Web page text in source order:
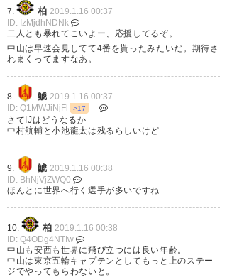
ことは夏かな。
— ◆NE0KQmaRaY (KQ_)2019,
1月 14
明日の新体制ときっと新ユニが
間に合わないであろうちばぎん
カップまでは着させていただき
ますよ。ありがとう中山雄太！
オランダでもやってやれ！ #柏
から世界へ
https://t.co/333tflCdW1
7. 柏 2019.1.16 00:37
ID: IzMjdhNDNk
二人とも暴れてこいよー、応援してるぞ。
中山は早速会見してて4番を貰ったみたいだ。期待さ
れまくってますなあ。
8. 鯱 2019.1.16 00:37
ID: Q1MWJiNjFl
>17
さてIJはどうなるか
中村航輔と小池龍太は残るらしいけど
9. 鯱 2019.1.16 00:38
ID: BhNjVjZWQ0
ほんとに世界へ行く選手が多いですね
10. 柏 2019.1.16 00:38
ID: Q4ODg4NTIw
中山も安西も世界に飛び立つには良い年齢。
中山は東京五輪キャプテンとしてもっと上のステー
ジでやってもらわないと。